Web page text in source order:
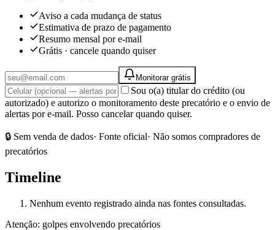
Aviso a cada mudança de status
Estimativa de prazo de pagamento
Resumo mensal por e-mail
Grátis · cancele quando quiser
Monitorar grátis
Sou o(a) titular do crédito (ou
autorizado) e autorizo o monitoramento deste precatório e o envio de
alertas por e-mail. Posso cancelar quando quiser.
🔒 Sem venda de dados· Fonte oficial· Não somos compradores de
precatórios
Timeline
Nenhum evento registrado ainda nas fontes consultadas.
Atenção: golpes envolvendo precatórios